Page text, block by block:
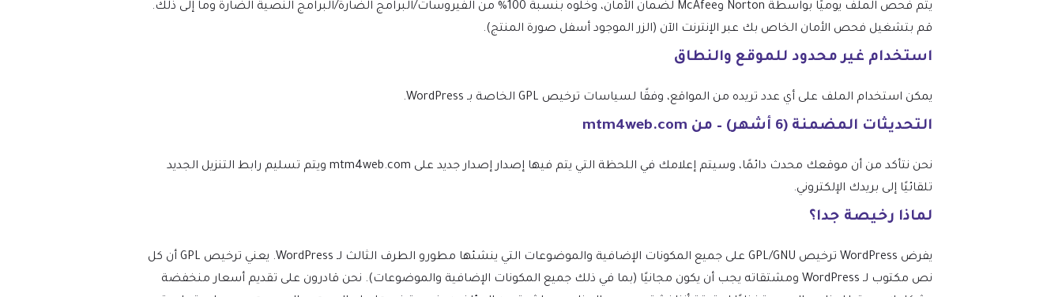
يتم فحص الملف يوميًا بواسطة Norton وMcAfee لضمان الأمان، وخلوه بنسبة 100% من الفيروسات/البرامج الضارة/البرامج النصية الضارة وما إلى ذلك.
قم بتشغيل فحص الأمان الخاص بك عبر الإنترنت الآن (الزر الموجود أسفل صورة المنتج).
استخدام غير محدود للموقع والنطاق
يمكن استخدام الملف على أي عدد تريده من المواقع، وفقًا لسياسات ترخيص GPL الخاصة بـ WordPress.
التحديثات المضمنة (6 أشهر) – من mtm4web.com
نحن نتأكد من أن موقعك محدث دائمًا، وسيتم إعلامك في اللحظة التي يتم فيها إصدار إصدار جديد على mtm4web.com ويتم تسليم رابط التنزيل الجديد
تلقائيًا إلى بريدك الإلكتروني.
لماذا رخيصة جدا؟
يفرض WordPress ترخيص GPL/GNU على جميع المكونات الإضافية والموضوعات التي ينشئها مطورو الطرف الثالث لـ WordPress. يعني ترخيص GPL أن كل
نص مكتوب لـ WordPress ومشتقاته يجب أن يكون مجانيًا (بما في ذلك جميع المكونات الإضافية والموضوعات). نحن قادرون على تقديم أسعار منخفضة